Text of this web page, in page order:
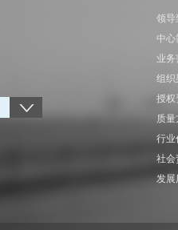
领导
中心
业务
组织
授权
质量
行业
社会
发展